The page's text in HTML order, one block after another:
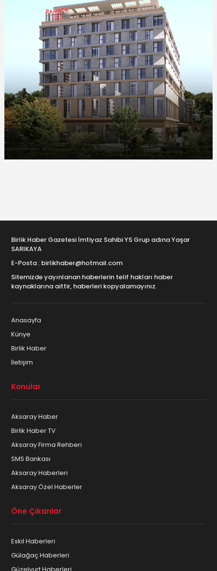
Birlik Haber Gazetesi İmtiyaz Sahibi YS Grup adına Yaşar
SARIKAYA
E-Posta : birlikhaber@hotmail.com
Sitemizde yayınlanan haberlerin telif hakları haber
kaynaklarına aittir, haberleri kopyalamayınız.
Anasayfa
Künye
Birlik Haber
İletişim
Konular
Aksaray Haber
Birlik Haber TV
Aksaray Firma Rehberi
SMS Bankası
Aksaray Haberleri
Aksaray Özel Haberler
Öne Çıkanlar
Eskil Haberleri
Gülağaç Haberleri